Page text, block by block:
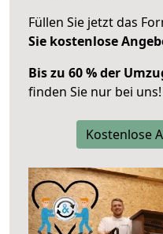
Füllen Sie jetzt das
Sie kostenlose
Bis zu 60 % der
finden Sie nur bei uns!
Kostenlose